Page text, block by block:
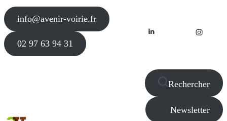
info@avenir-voirie.fr
02 97 63 94 31
Rechercher
Newsletter